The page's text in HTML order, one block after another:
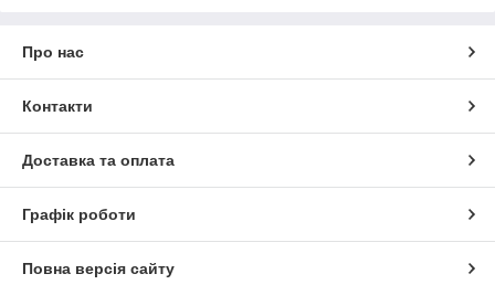
Про нас
Контакти
Доставка та оплата
Графік роботи
Повна версія сайту